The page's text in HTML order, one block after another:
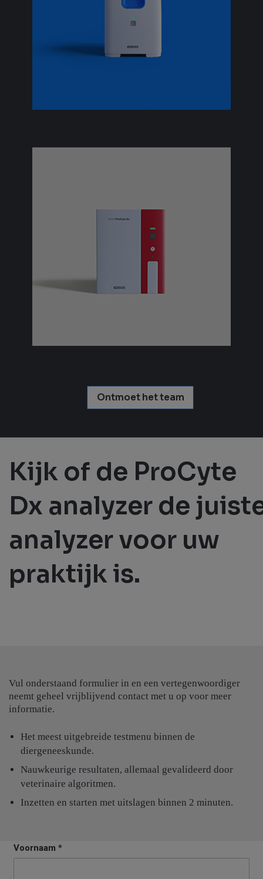
Ontmoet het team
Kijk of de ProCyte
Dx analyzer de
analyzer voor uw
praktijk is.
Vul onderstaand formulier in en een vertegenwoordiger
neemt geheel vrijblijvend contact met u op voor meer
informatie.
Het meest uitgebreide testmenu binnen de
diergeneeskunde.
Nauwkeurige resultaten, allemaal gevalideerd door
veterinaire algoritmen.
Inzetten en starten met uitslagen binnen 2 minuten.